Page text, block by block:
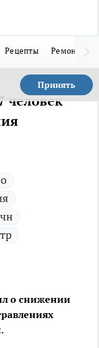
Рецепты Ремонт
Принять
человек
о снижении